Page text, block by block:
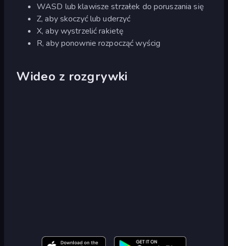
WASD lub klawisze strzałek do poruszania się
Z, aby skoczyć lub uderzyć
X, aby wystrzelić rakietę
R, aby ponownie rozpocząć wyścig
Wideo z rozgrywki